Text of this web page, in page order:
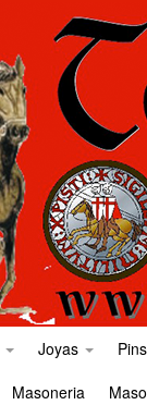
Joyas
Pins
Masoneria